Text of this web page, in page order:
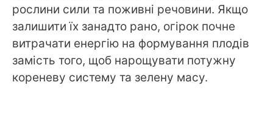
рослини сили та поживні речовини. Якщо
залишити їх занадто рано, огірок почне
витрачати енергію на формування плодів
замість того, щоб нарощувати потужну
кореневу систему та зелену масу.